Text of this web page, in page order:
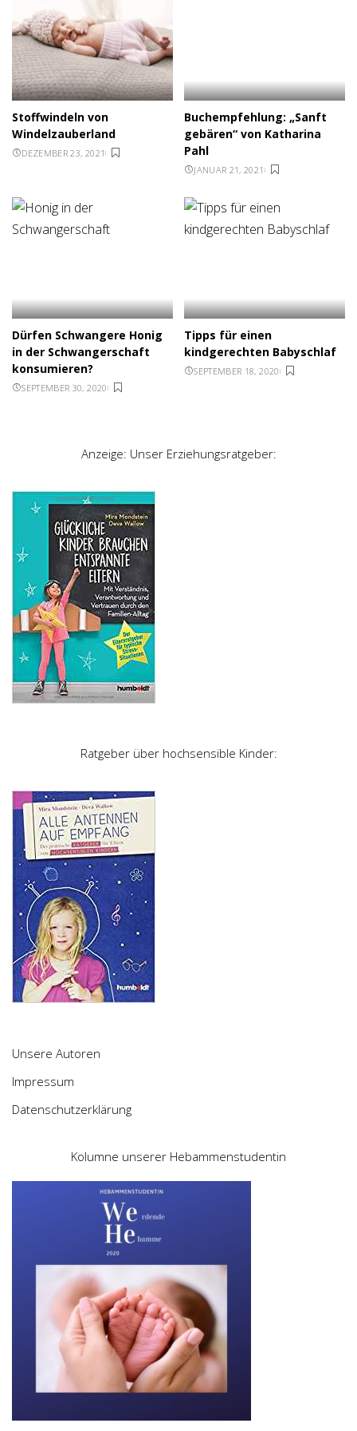
Stoffwindeln von
Windelzauberland
DEZEMBER 23, 2021
Buchempfehlung: „Sanft
gebären“ von Katharina
Pahl
JANUAR 21, 2021
Dürfen Schwangere Honig
in der Schwangerschaft
konsumieren?
SEPTEMBER 30, 2020
Tipps für einen
kindgerechten Babyschlaf
SEPTEMBER 18, 2020
Anzeige: Unser Erziehungsratgeber:
Ratgeber über hochsensible Kinder:
Unsere Autoren
Impressum
Datenschutzerklärung
Kolumne unserer Hebammenstudentin